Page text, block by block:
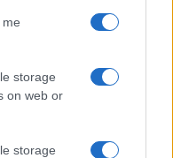
storage
on web or
storage
$83,270.00